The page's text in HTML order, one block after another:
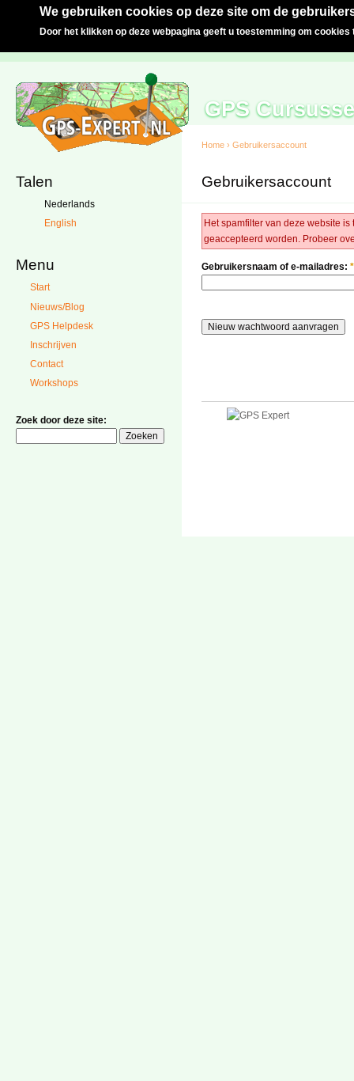
We gebruiken cookies op deze site om de
Door het klikken op deze webpagina geeft u toestemming om cookies
GPS
Talen
Nederlands
English
Menu
Start
Nieuws/Blog
GPS Helpdesk
Inschrijven
Contact
Workshops
Zoek door deze site:
Home › Gebruikersaccount
Gebruikersaccount
Het spamfilter van deze website
geaccepteerd worden. Probeer
Gebruikersnaam of e-mailadres: *